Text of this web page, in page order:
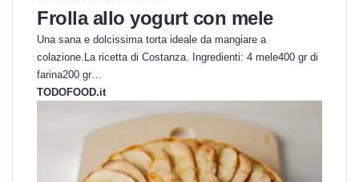
Frolla allo yogurt con mele
Una sana e dolcissima torta ideale da mangiare a
colazione.La ricetta di Costanza. Ingredienti: 4 mele400 gr di
farina200 gr…
TODOFOOD.it